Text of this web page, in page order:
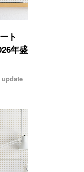
ト
年盛
update